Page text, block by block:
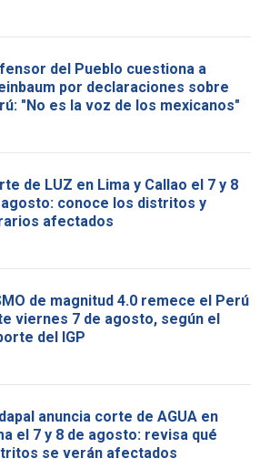
del Pueblo cuestiona a
por declaraciones sobre
"No es la voz de los mexicanos"
de LUZ en Lima y Callao el 7 y 8
conoce los distritos y
afectados
de magnitud 4.0 remece el Perú
viernes 7 de agosto, según el
del IGP
anuncia corte de AGUA en
el 7 y 8 de agosto: revisa qué
se verán afectados